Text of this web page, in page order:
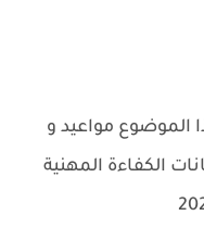
الموضوع مواعيد و
الكفاءة المهنية